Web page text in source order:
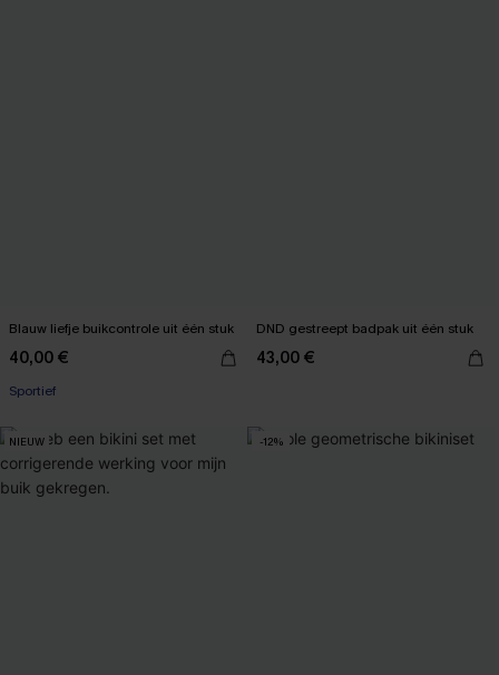
Blauw liefje buikcontrole uit één stuk
40,00 €
Sportief
DND gestreept badpak uit één stuk
43,00 €
NIEUW -12%